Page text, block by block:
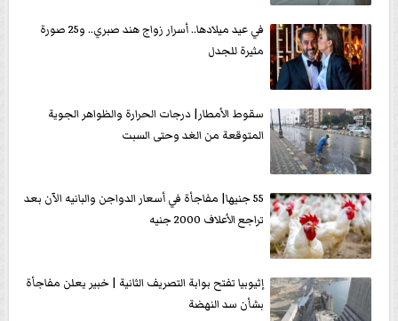
في عيد ميلادها.. أسرار زواج هند صبري.. و25 صورة
مثيرة للجدل
سقوط الأمطار| درجات الحرارة والظواهر الجوية
المتوقعة من الغد وحتى السبت
55 جنيها| مفاجأة في أسعار الدواجن والبانيه الآن بعد
تراجع الأعلاف 2000 جنيه
إثيوبيا تفتح بوابة التصريف الثانية | خبير يعلن مفاجأة
بشأن سد النهضة